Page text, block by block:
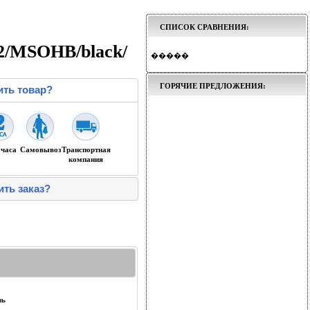
MSOHB/black/
товар?
СамовывозТранспортная
компания
заказ?
СПИСОК СРАВНЕНИЯ:
�����
ГОРЯЧИЕ ПРЕДЛОЖЕНИЯ: